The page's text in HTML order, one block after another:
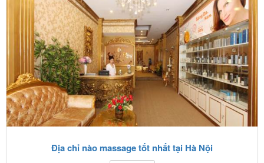
Địa chỉ nào massage tốt nhất tại Hà Nội